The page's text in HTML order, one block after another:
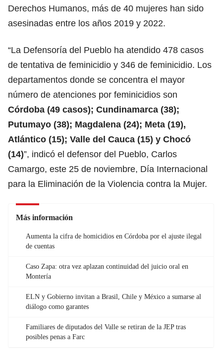
Derechos Humanos, más de 40 mujeres han sido
asesinadas entre los años 2019 y 2022.
“La Defensoría del Pueblo ha atendido 478 casos
de tentativa de feminicidio y 346 de feminicidio. Los
departamentos donde se concentra el mayor
número de atenciones por feminicidios son
Córdoba (49 casos); Cundinamarca (38);
Putumayo (38); Magdalena (24); Meta (19),
Atlántico (15); Valle del Cauca (15) y Chocó
(14)”, indicó el defensor del Pueblo, Carlos
Camargo, este 25 de noviembre, Día Internacional
para la Eliminación de la Violencia contra la Mujer.
Más información
Aumenta la cifra de homicidios en Córdoba por el ajuste ilegal
de cuentas
Caso Zapa: otra vez aplazan continuidad del juicio oral en
Montería
ELN y Gobierno invitan a Brasil, Chile y México a sumarse al
diálogo como garantes
Familiares de diputados del Valle se retiran de la JEP tras
posibles penas a Farc